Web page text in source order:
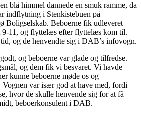
blå himmel dannede en smuk ramme, da
indflytning i Stenkistebuen på
Boligselskab. Beboerne fik udleveret
9-11, og flyttelæs efter flyttelæs kom til.
og de henvendte sig i DAB’s infovogn.
og beboerne var glade og tilfredse.
og dem fik vi besvaret. Vi havde
kunne beboerne møde os og
var især god at have med, fordi
hvor de skulle henvende sig for at få
beboerkonsulent i DAB.